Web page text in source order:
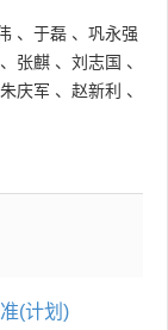
、 于磊 、 巩永强
、 张麒 、 刘志国 、
朱庆军 、 赵新利 、
(计划)